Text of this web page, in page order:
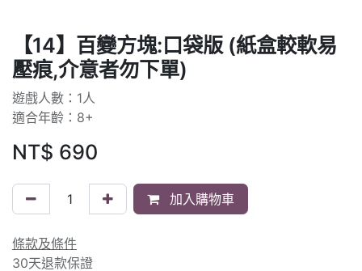
【14】百變方塊:口袋版 (紙盒較軟易
壓痕,介意者勿下單)
遊戲人數：1人
適合年齡：8+
NT$ 690
加入購物車
條款及條件
30天退款保證